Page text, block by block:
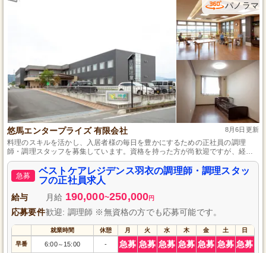
パノラマ
悠馬エンタープライズ 有限会社 8月6日更新
料理のスキルを活かし、入居者様の毎日を豊かにするための正社員の調理
師・調理スタッフを募集しています。資格を持った方が尚歓迎ですが、経験
豊富な未資格者もご応募可能で、スキルアップへの支援も充実しています。
チームワークを大切にし、高齢者の方々の生活の質の向上に貢献するやりが
いを感じてください。
急募
ベストケアレジデンス羽衣の調理師・調理スタッ
フの正社員求人
給与 月給 190,000~250,000円
応募要件歓迎: 調理師 ※無資格の方でも応募可能です。
就業時間 休憩 月 火 水 木 金 土 日
早番 6:00～ 15:00 - 急募 急募 急募 急募 急募 急募 急募